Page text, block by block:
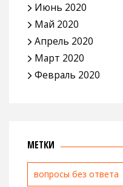
Июнь 2020
Май 2020
Апрель 2020
Март 2020
Февраль 2020
МЕТКИ
вопросы без ответа